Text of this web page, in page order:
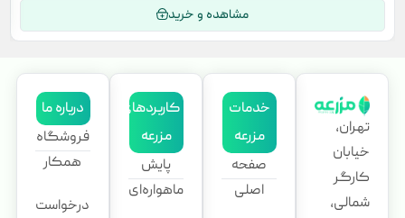
مشاهده و خرید
تهران،
خیابان
کارگر
شمالی،
خدمات
مزرعه
صفحه
اصلی
کاربردهای
مزرعه
پایش
ماهواره‌ای
درباره ما
فروشگاه
همکار
درخواست